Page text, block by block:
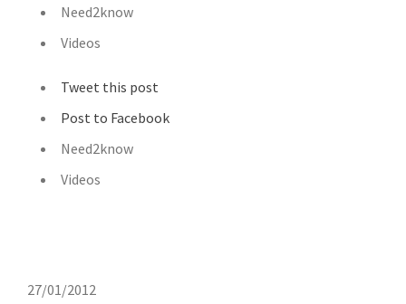
Need2know
Videos
Tweet this post
Post to Facebook
Need2know
Videos
27/01/2012